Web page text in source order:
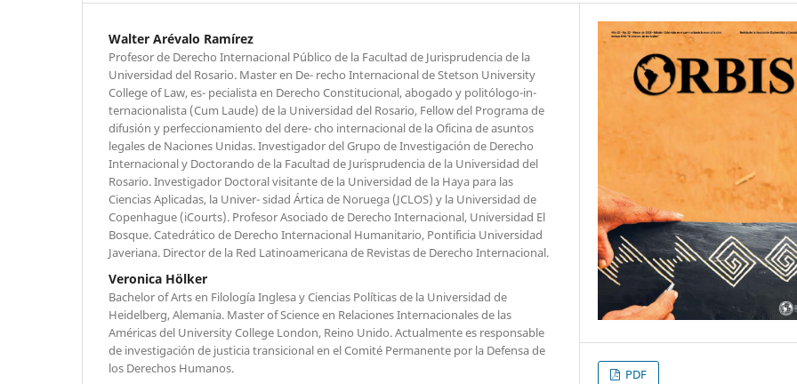
Walter Arévalo Ramírez
Profesor de Derecho Internacional Público de la Facultad de Jurisprudencia de la
Universidad del Rosario. Master en De- recho Internacional de Stetson University
College of Law, es- pecialista en Derecho Constitucional, abogado y politólogo-in-
ternacionalista (Cum Laude) de la Universidad del Rosario, Fellow del Programa de
difusión y perfeccionamiento del dere- cho internacional de la Oficina de asuntos
legales de Naciones Unidas. Investigador del Grupo de Investigación de Derecho
Internacional y Doctorando de la Facultad de Jurisprudencia de la Universidad del
Rosario. Investigador Doctoral visitante de la Universidad de la Haya para las
Ciencias Aplicadas, la Univer- sidad Ártica de Noruega (JCLOS) y la Universidad de
Copenhague (iCourts). Profesor Asociado de Derecho Internacional, Universidad El
Bosque. Catedrático de Derecho Internacional Humanitario, Pontificia Universidad
Javeriana. Director de la Red Latinoamericana de Revistas de Derecho Internacional.
Veronica Hölker
Bachelor of Arts en Filología Inglesa y Ciencias Políticas de la Universidad de
Heidelberg, Alemania. Master of Science en Relaciones Internacionales de las
Américas del University College London, Reino Unido. Actualmente es responsable
de investigación de justicia transicional en el Comité Permanente por la Defensa de
los Derechos Humanos.
PDF